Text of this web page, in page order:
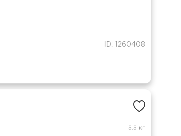
ID: 1260408
5.5 кг